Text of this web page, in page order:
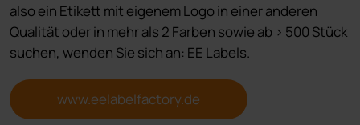
also ein Etikett mit eigenem Logo in einer anderen
Qualität oder in mehr als 2 Farben sowie ab > 500 Stück
suchen, wenden Sie sich an: EE Labels.
www.eelabelfactory.de